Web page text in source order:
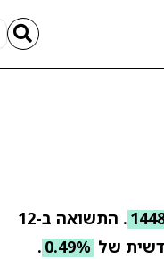
. התשואה ב-12
של 0.49%
.